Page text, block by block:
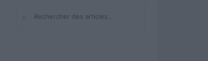
Rechercher